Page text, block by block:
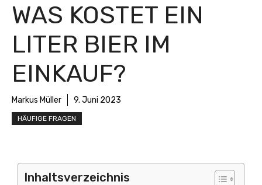
WAS KOSTET EIN
LITER BIER IM
EINKAUF?
Markus Müller 9. Juni 2023
HÄUFIGE FRAGEN
Inhaltsverzeichnis